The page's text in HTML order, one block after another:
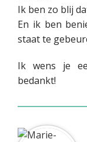
Ik ben zo blij
En ik ben
staat te
Ik wens je
bedankt!